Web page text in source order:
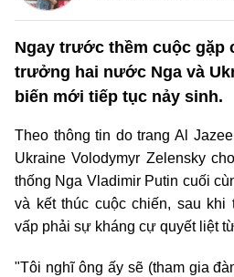
Ngay trước thềm cuộc gặp
trưởng hai nước Nga và
biến mới tiếp tục nảy sinh.
Theo thông tin do trang Al
Ukraine Volodymyr Zelensky
thống Nga Vladimir Putin cuối
và kết thúc cuộc chiến, sau
vấp phải sự kháng cự quyết liệt
"Tôi nghĩ ông ấy sẽ (tham gia